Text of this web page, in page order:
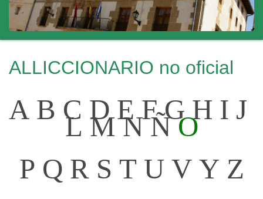
ALLICCIONARIO no oficial
A B C D E F G H I J
L M N Ñ O
P Q R S T U V Y Z